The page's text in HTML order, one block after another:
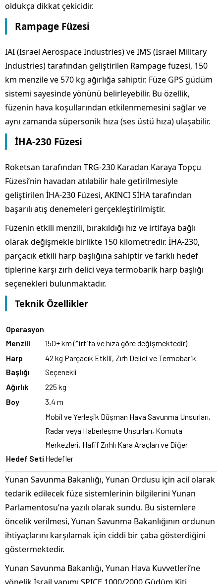
oldukça dikkat çekicidir.
Rampage Füzesi
IAI (Israel Aerospace Industries) ve IMS (Israel Military
Industries) tarafından geliştirilen Rampage füzesi, 150
km menzile ve 570 kg ağırlığa sahiptir. Füze GPS güdüm
sistemi sayesinde yönünü belirleyebilir. Bu özellik,
füzenin hava koşullarından etkilenmemesini sağlar ve
aynı zamanda süpersonik hıza (ses üstü hıza) ulaşabilir.
İHA-230 Füzesi
Roketsan tarafından TRG-230 Karadan Karaya Topçu
Füzesi’nin havadan atılabilir hale getirilmesiyle
geliştirilen İHA-230 Füzesi, AKINCI SİHA tarafından
başarılı atış denemeleri gerçekleştirilmiştir.
Füzenin etkili menzili, bırakıldığı hız ve irtifaya bağlı
olarak değişmekle birlikte 150 kilometredir. İHA-230,
parçacık etkili harp başlığına sahiptir ve farklı hedef
tiplerine karşı zırh delici veya termobarik harp başlığı
seçenekleri bulunmaktadır.
Teknik Özellikler
Operasyon
Menzili
150+ km (*irtifa ve hıza göre değişmektedir)
Harp
Başlığı
42 kg Parçacık Etkili, Zırh Delici ve Termobarik
Seçenekli
Ağırlık
225 kg
Boy
3.4 m
Hedef Seti
Mobil ve Yerleşik Düşman Hava Savunma Unsurları,
Radar veya Haberleşme Unsurları, Komuta
Merkezleri, Hafif Zırhlı Kara Araçları ve Diğer
Hedefler
Yunan Savunma Bakanlığı, Yunan Ordusu için acil olarak
tedarik edilecek füze sistemlerinin bilgilerini Yunan
Parlamentosu’na yazılı olarak sundu. Bu sistemlere
öncelik verilmesi, Yunan Savunma Bakanlığının ordunun
ihtiyaçlarını karşılamak için ciddi bir çaba gösterdiğini
göstermektedir.
Yunan Savunma Bakanlığı, Yunan Hava Kuvvetleri’ne